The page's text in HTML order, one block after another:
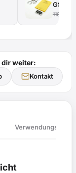
1995 -
119,00
weiter:
Kontakt
Verwendungsliste